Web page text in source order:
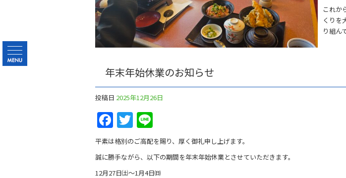
これか
くりを
り組ん
年末年始休業のお知らせ
投稿日 2025年12月26日
Facebook
Twitter
平素は格別のご高配を賜り、厚く御礼申し上げます。
誠に勝手ながら、以下の期間を年末年始休業とさせていただきます。
12月27日㈯～1月4日㈰